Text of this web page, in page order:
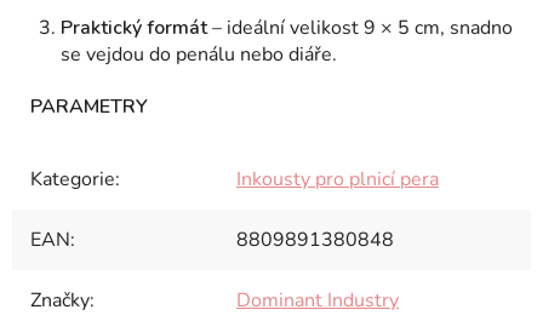
Praktický formát– ideální velikost 9 × 5 cm, snadno
se vejdou do penálu nebo diáře.
Kategorie: Inkousty pro plnicí pera
EAN: 8809891380848
Značky: Dominant Industry